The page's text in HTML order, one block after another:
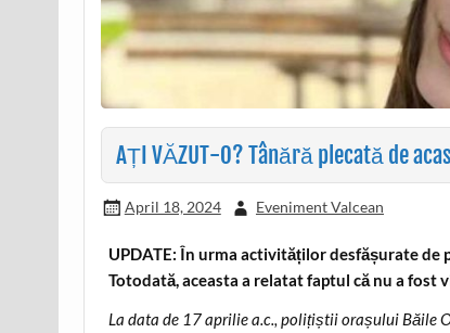
AȚI VĂZUT-O? Tânără plecată de
April 18, 2024 Eveniment Valcean
UPDATE: În urma activităților desfășurate
Totodată, aceasta a relatat faptul că nu a fost
La data de 17 aprilie a.c., polițiștii orașului Băile